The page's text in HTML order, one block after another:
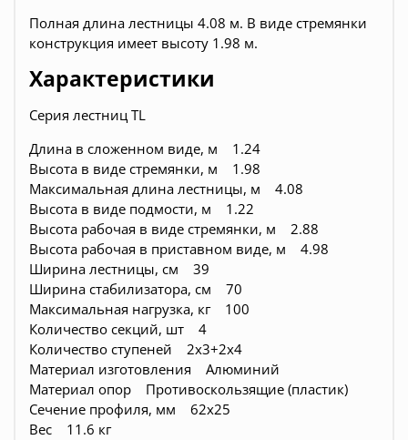
Полная длина лестницы 4.08 м. В виде стремянки
конструкция имеет высоту 1.98 м.
Характеристики
Серия лестниц TL
Длина в сложенном виде, м 1.24
Высота в виде стремянки, м 1.98
Максимальная длина лестницы, м 4.08
Высота в виде подмости, м 1.22
Высота рабочая в виде стремянки, м 2.88
Высота рабочая в приставном виде, м 4.98
Ширина лестницы, см 39
Ширина стабилизатора, см 70
Максимальная нагрузка, кг 100
Количество секций, шт 4
Количество ступеней 2х3+2х4
Материал изготовления Алюминий
Материал опор Противоскользящие (пластик)
Сечение профиля, мм 62х25
Вес 11.6 кг